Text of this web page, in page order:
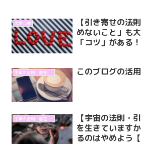
恋愛心理
【引き寄せの法
めないこと」も
「コツ」がある
宇宙の法則・潜在意識 このブログの活
宇宙の法則・潜在意識
【宇宙の法則・
を生きています
るのはやめよう